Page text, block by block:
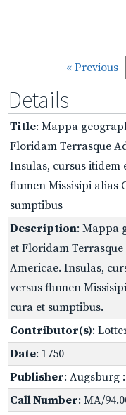
« Previous
Details
Title: Mappa
Floridam Terrasque
Insulas, cursus itidem
flumen Missisipi alias
sumptibus
Description: Mappa
et Floridam
Americae. Insulas,
versus flumen
cura et sumptibus.
Contributor(s):
Date: 1750
Publisher: Augsburg
Call Number: MA/